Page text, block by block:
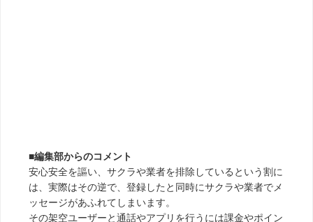
■編集部からのコメント
安心安全を謳い、サクラや業者を排除しているという割に
は、実際はその逆で、登録したと同時にサクラや業者でメ
ッセージがあふれてしまいます。
その架空ユーザーと通話やアプリを行うには課金やポイン